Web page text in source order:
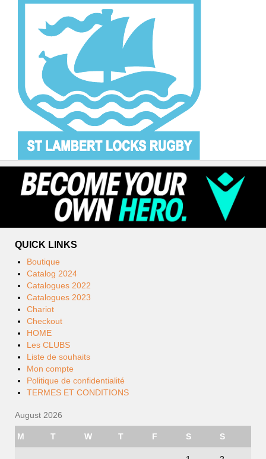
QUICK LINKS
Boutique
Catalog 2024
Catalogues 2022
Catalogues 2023
Chariot
Checkout
HOME
Les CLUBS
Liste de souhaits
Mon compte
Politique de confidentialité
TERMES ET CONDITIONS
August 2026
M T W T F S S